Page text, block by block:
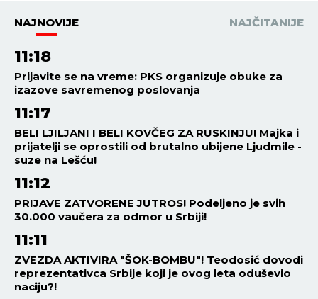
NAJNOVIJE NAJČITANIJE
11:18
Prijavite se na vreme: PKS organizuje obuke za
izazove savremenog poslovanja
11:17
BELI LJILJANI I BELI KOVČEG ZA RUSKINJU! Majka i
prijatelji se oprostili od brutalno ubijene Ljudmile -
suze na Lešću!
11:12
PRIJAVE ZATVORENE JUTROS! Podeljeno je svih
30.000 vaučera za odmor u Srbiji!
11:11
ZVEZDA AKTIVIRA "ŠOK-BOMBU"! Teodosić dovodi
reprezentativca Srbije koji je ovog leta oduševio
naciju?!